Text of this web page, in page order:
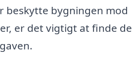
beskytte bygningen mod
er det vigtigt at finde de